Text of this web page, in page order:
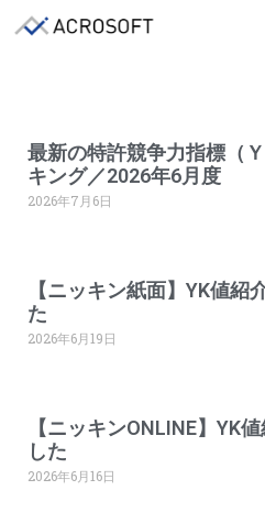
最新の特許競争力指標（
キング／2026年6月度
2026年7月6日
【ニッキン紙面】YK値紹
た
2026年6月19日
【ニッキンONLINE】YK
した
2026年6月16日